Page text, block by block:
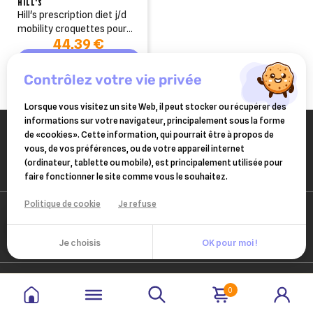
HILL'S
hill's prescription diet j/d
mobility croquettes pour
chat au poulet 3 kg
44,39 €
add_circle_outline Créer une nouvelle liste
((cancelText)) ((modalDeleteText))
Créer une liste d'envies
Annuler Connexion
0
contrôlez votre vie privée
Lorsque vous visitez un site Web, il peut stocker ou récupérer des
informations sur votre navigateur, principalement sous la forme
de «cookies». Cette information, qui pourrait être à propos de
vous, de vos préférences, ou de votre appareil internet
(ordinateur, tablette ou mobile), est principalement utilisée pour
faire fonctionner le site comme vous le souhaitez.
Politique de cookie Je refuse
Je choisis OK pour moi !